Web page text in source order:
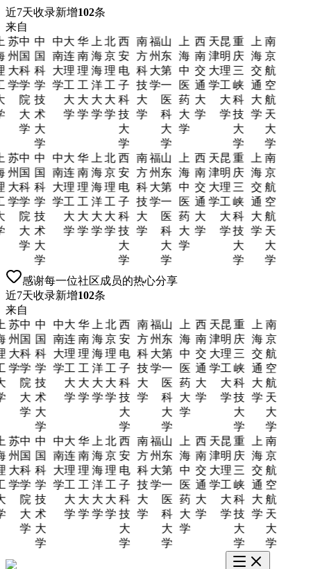
近7天收录新增102条
来自
苏
州
大
学
中
国
科
学
院
大
学
中
国
科
学
技
术
大
学
中
南
大
学
大
连
理
工
大
学
华
南
理
工
大
学
上
海
海
洋
大
学
北
京
理
工
大
学
西
安
电
子
科
技
大
学
南
方
科
技
大
学
福
州
大
学
山
东
第
一
医
科
大
学
上
海
中
医
药
大
学
西
南
交
通
大
学
天
津
大
学
昆
明
理
工
大
学
重
庆
三
峡
科
技
大
学
上
海
交
通
大
学
南
京
航
空
航
天
大
学
苏
州
大
学
中
国
科
学
院
大
学
中
国
科
学
技
术
大
学
中
南
大
学
大
连
理
工
大
学
华
南
理
工
大
学
上
海
海
洋
大
学
北
京
理
工
大
学
西
安
电
子
科
技
大
学
南
方
科
技
大
学
福
州
大
学
山
东
第
一
医
科
大
学
上
海
中
医
药
大
学
西
南
交
通
大
学
天
津
大
学
昆
明
理
工
大
学
重
庆
三
峡
科
技
大
学
上
海
交
通
大
学
南
京
航
空
航
天
大
学
感谢每一位社区成员的热心分享
近7天收录新增102条
来自
苏
州
大
学
中
国
科
学
院
大
学
中
国
科
学
技
术
大
学
中
南
大
学
大
连
理
工
大
学
华
南
理
工
大
学
上
海
海
洋
大
学
北
京
理
工
大
学
西
安
电
子
科
技
大
学
南
方
科
技
大
学
福
州
大
学
山
东
第
一
医
科
大
学
上
海
中
医
药
大
学
西
南
交
通
大
学
天
津
大
学
昆
明
理
工
大
学
重
庆
三
峡
科
技
大
学
上
海
交
通
大
学
南
京
航
空
航
天
大
学
苏
州
大
学
中
国
科
学
院
大
学
中
国
科
学
技
术
大
学
中
南
大
学
大
连
理
工
大
学
华
南
理
工
大
学
上
海
海
洋
大
学
北
京
理
工
大
学
西
安
电
子
科
技
大
学
南
方
科
技
大
学
福
州
大
学
山
东
第
一
医
科
大
学
上
海
中
医
药
大
学
西
南
交
通
大
学
天
津
大
学
昆
明
理
工
大
学
重
庆
三
峡
科
技
大
学
上
海
交
通
大
学
南
京
航
空
航
天
大
学